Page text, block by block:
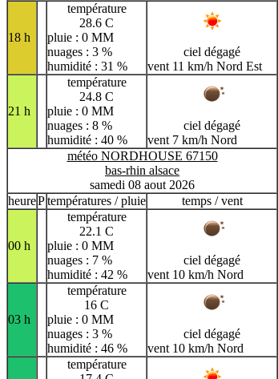
18 h
température
28.6 C
pluie : 0 MM
nuages : 3 %
humidité : 31 %
ciel dégagé
vent 11 km/h Nord Est
21 h
température
24.8 C
pluie : 0 MM
nuages : 8 %
humidité : 40 %
ciel dégagé
vent 7 km/h Nord
météo NORDHOUSE 67150
bas-rhin alsace
samedi 08 aout 2026
heurePtempératures / pluie temps / vent
00 h
température
22.1 C
pluie : 0 MM
nuages : 7 %
humidité : 42 %
ciel dégagé
vent 10 km/h Nord
03 h
température
16 C
pluie : 0 MM
nuages : 3 %
humidité : 46 %
ciel dégagé
vent 10 km/h Nord
température